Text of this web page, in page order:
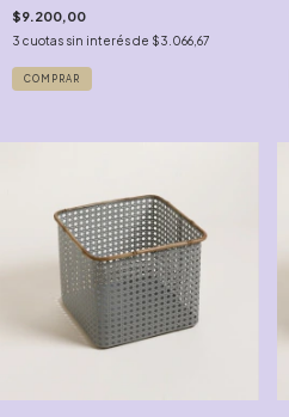
$9.200,00
3 cuotas sin interés de $3.066,67